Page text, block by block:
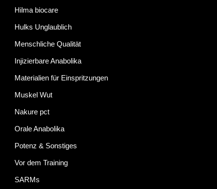
Hilma biocare
Hulks Unglaublich
Menschliche Qualität
Injizierbare Anabolika
Materialien für Einspritzungen
Muskel Wut
Nakure pct
Orale Anabolika
Potenz & Sonstiges
Vor dem Training
SARMs